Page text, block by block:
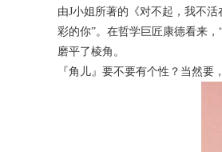
由J小姐所著的《对不起，我不
彩的你”。在哲学巨匠康德看来
磨平了棱角。
『角儿』要不要有个性？当然要